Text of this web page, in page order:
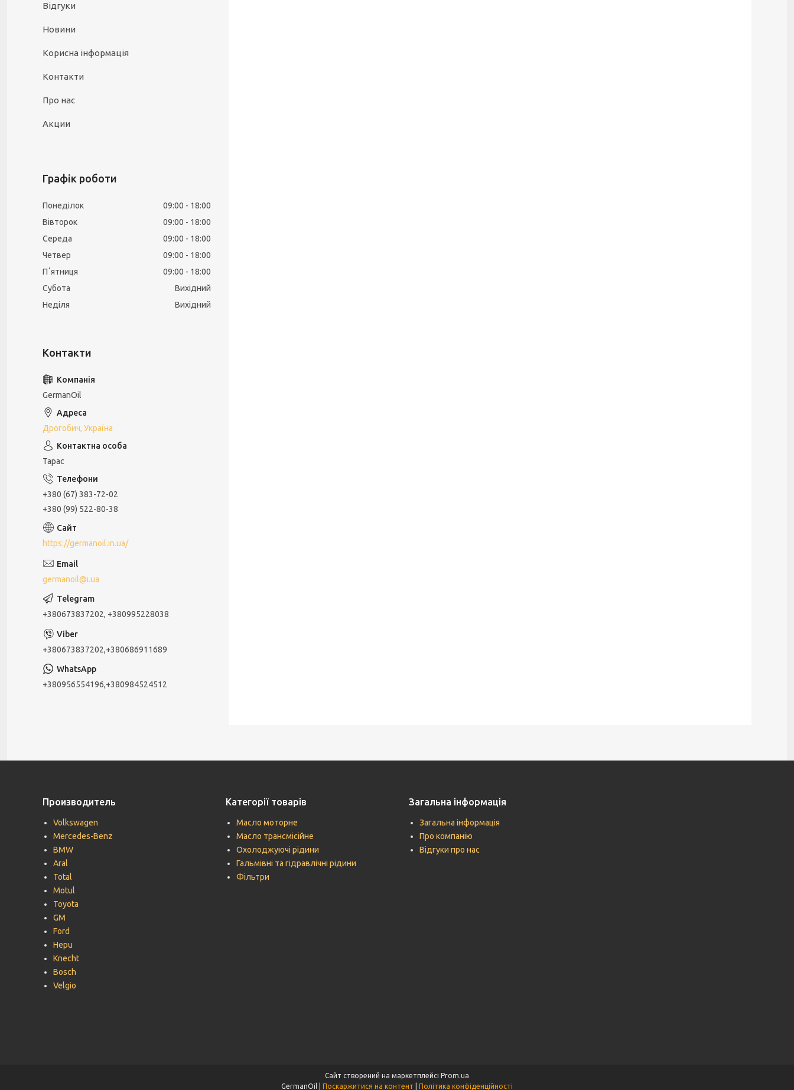
Відгуки
Новини
Корисна інформація
Контакти
Про нас
Акции
Графік роботи
Понеділок 09:00
18:00
Вівторок
09:00
18:00
Середа
09:00
18:00
Четвер
09:00
18:00
Пʼятниця
09:00
18:00
Субота
Вихідний
Неділя
Вихідний
GermanOil
Дрогобич, Україна
Тарас
+380 (67) 383-72-02
+380 (99) 522-80-38
https://germanoil.in.ua/
germanoil@i.ua
+380673837202, +380995228038
+380673837202,+380686911689
+380956554196,+380984524512
Производитель
Volkswagen
Mercedes-Benz
BMW
Aral
Total
Motul
Toyota
GM
Ford
Hepu
Knecht
Bosch
Velgio
Категорії товарів
Масло моторне
Масло трансмісійне
Охолоджуючі рідини
Гальмівні та гідравлічні рідини
Фільтри
Загальна інформація
Загальна інформація
Про компанію
Відгуки про нас
Сайт створений на маркетплейсі Prom.ua
Поскаржитися на контент Політика конфіденційності